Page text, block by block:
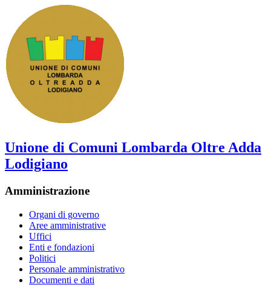
Unione di Comuni Lombarda Oltre Adda
Lodigiano
Amministrazione
Organi di governo
Aree amministrative
Uffici
Enti e fondazioni
Politici
Personale amministrativo
Documenti e dati